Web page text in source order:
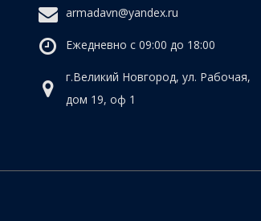
armadavn@yandex.ru
Ежедневно с 09:00 до 18:00
г.Великий Новгород, ул. Рабочая,
дом 19, оф 1